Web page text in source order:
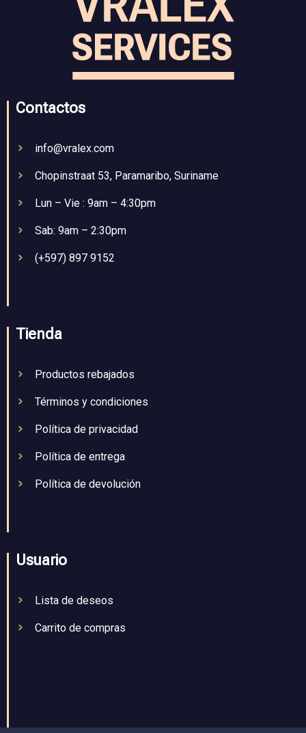
Contactos
info@vralex.com
Chopinstraat 53, Paramaribo, Suriname
Lun – Vie : 9am – 4:30pm
Sab: 9am – 2:30pm
(+597) 897 9152
Tienda
Productos rebajados
Términos y condiciones
Política de privacidad
Política de entrega
Política de devolución
Usuario
Lista de deseos
Carrito de compras